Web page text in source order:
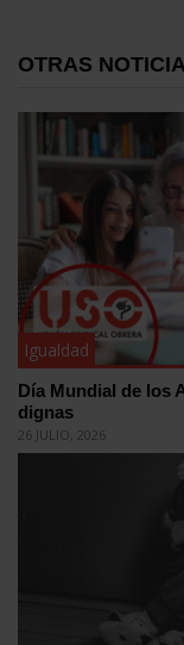
OTRAS
Igualdad
Día Mundial de los
dignas
26 JULIO, 2026